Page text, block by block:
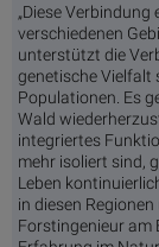
„Diese
verschiedenen
unterstützt die
genetische Vielfalt
Populationen. Es
Wald
integriertes
mehr isoliert sind,
Leben
in diesen
Forstingenieur